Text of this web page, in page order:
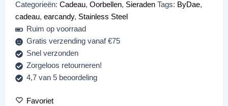
Categorieën: Cadeau, Oorbellen, Sieraden Tags: ByDae,
cadeau, earcandy, Stainless Steel
Ruim op voorraad
Gratis verzending vanaf €75
Snel verzonden
Zorgeloos retourneren!
4,7 van 5 beoordeling
Favoriet